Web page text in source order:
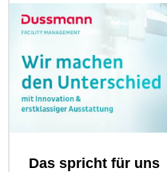
Das spricht für uns